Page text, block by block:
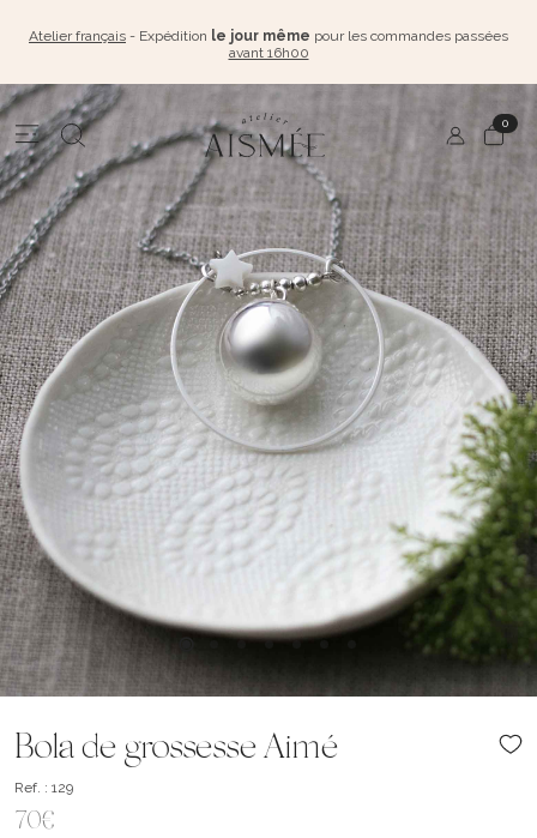
Atelier français - Expédition le jour même pour les commandes passées
avant 16h00
0
Bola de grossesse Aimé
Ref. : 129
70€